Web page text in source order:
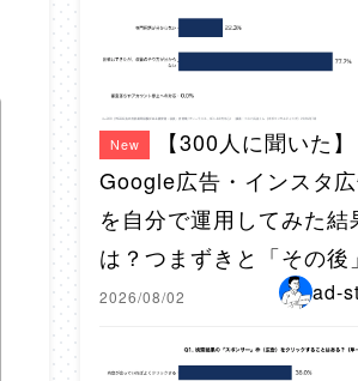
New
【300人に聞いた】
Google広告・インスタ
を自分で運用してみた結
は？つまずきと「その後」
2026/08/02 ad-